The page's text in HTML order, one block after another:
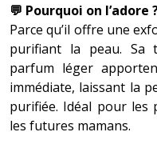
💬 Pourquoi on l’adore
Parce qu’il offre une
purifiant la peau. Sa
parfum léger
immédiate, laissant la
purifiée. Idéal pour les
les futures mamans.